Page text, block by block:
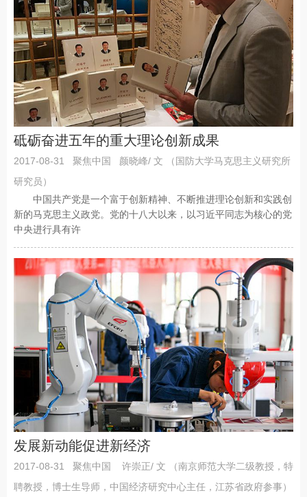
砥砺奋进五年的重大理论创新成果
2017-08-31 聚焦中国
颜晓峰/ 文 （国防大学马克思主义研究所
研究员）
中国共产党是一个富于创新精神、不断推进理论创新和实践创
新的马克思主义政党。党的十八大以来，以习近平同志为核心的党
中央进行具有许
发展新动能促进新经济
2017-08-31 聚焦中国
许崇正/ 文 （南京师范大学二级教授，特
聘教授，博士生导师，中国经济研究中心主任，江苏省政府参事）